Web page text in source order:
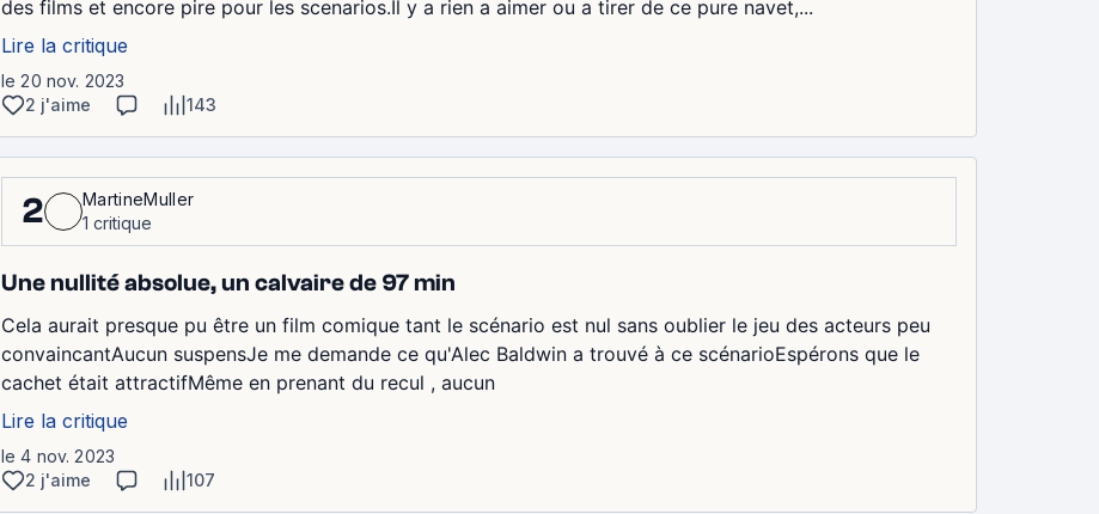
des films et encore pire pour les scenarios.Il y a rien a aimer ou a tirer de ce pure navet,...
Lire la critique
le 20 nov. 2023
2 j'aime
143
2
MartineMuller
1 critique
Une nullité absolue, un calvaire de 97 min
Cela aurait presque pu être un film comique tant le scénario est nul sans oublier le jeu des acteurs peu
convaincantAucun suspensJe me demande ce qu'Alec Baldwin a trouvé à ce scénarioEspérons que le
cachet était attractifMême en prenant du recul , aucun
Lire la critique
le 4 nov. 2023
2 j'aime
107